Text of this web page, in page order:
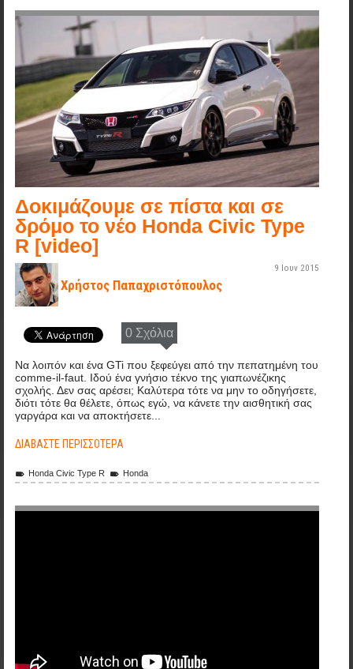
civic_type_r_slovakia_ring_01.jpg
Δοκιμάζουμε σε πίστα και σε
δρόμο το νέο Honda Civic Type
R [video]
Χρήστος Παπαχριστόπουλος
9 Ιουν 2015
0 Σχόλια
Να λοιπόν και ένα GTi που ξεφεύγει από την πεπατημένη του
comme-il-faut. Ιδού ένα γνήσιο τέκνο της γιαπωνέζικης
σχολής. Δεν σας αρέσει; Καλύτερα τότε να μην το οδηγήσετε,
διότι τότε θα θέλετε, όπως εγώ, να κάνετε την αισθητική σας
γαργάρα και να αποκτήσετε...
ΔΙΑΒΆΣΤΕ ΠΕΡΙΣΣΌΤΕΡΑ
Honda Civic Type R Honda